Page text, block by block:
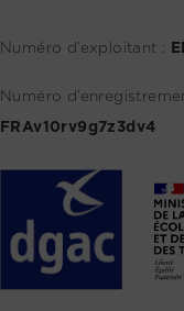
Numéro d’exploitant :
Numéro
FRAv10rv9g7z3dv4